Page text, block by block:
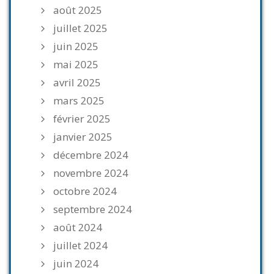
août 2025
juillet 2025
juin 2025
mai 2025
avril 2025
mars 2025
février 2025
janvier 2025
décembre 2024
novembre 2024
octobre 2024
septembre 2024
août 2024
juillet 2024
juin 2024